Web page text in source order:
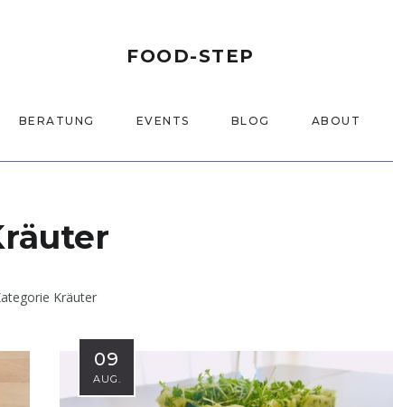
FOOD-STEP
BERATUNG EVENTS BLOG ABOUT
Kräuter
09
AUG.